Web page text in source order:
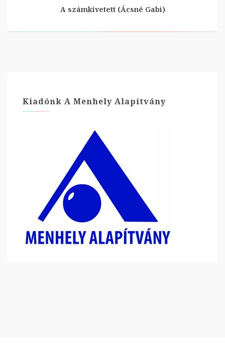
A számkivetett (Ácsné Gabi)
Kiadónk A Menhely Alapítvány